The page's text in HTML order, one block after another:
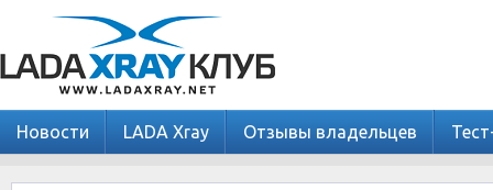
Новости LADA Xray Отзывы владельцев